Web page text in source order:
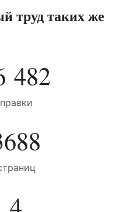
труд таких же
482
правки